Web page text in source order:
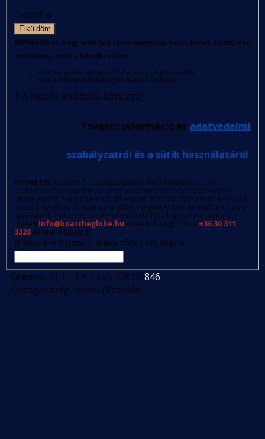
Captcha
Elküldöm
Előfordulhat, hogy levelünk spam mappába kerül. Ennek elkerülése
érdekében, tedd a következőket:
Kattints a jobb egérgombbal a tőlünk kapott levélre
Add a feladót a biztonságos feladók listájához
* A mezők kitöltése kötelező
További információ az adatvédelmi
szabályzatról és a sütik használatáról.
FIGYELEM: Kérésed fontos számunkra. Amennyiben az űrlap
beküldése után a weboldal nem kerül átirányításra és nem kapsz
visszaigazoló e-mailt (ellenőrizd a spam mappát is), frissítsd az oldalt,
töltsd ki ismét az űrlapot és küldd el megint! Abban az esetben, ha az
újbóli próbálkozásod is sikertelen, vedd fel a kapcsolatot velünk e-
mailen info@boattheglobe.hu keresztül, vagy hívd a +36 30 311
3328-as telefonszámot.
If you are human, leave this field blank.
Oceanis 51.1 - 5 + 1 cab. (2019)846
Görögország, Korfu (Vitorlás)